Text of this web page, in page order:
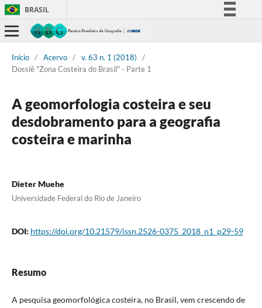
BRASIL
Início / Acervo / v. 63 n. 1 (2018)
/
Dossiê "Zona Costeira do Brasil" - Parte 1
A geomorfologia costeira e seu
desdobramento para a geografia
costeira e marinha
Dieter Muehe
Universidade Federal do Rio de Janeiro
DOI: https://doi.org/10.21579/issn.2526-0375_2018_n1_p29-59
Resumo
A pesquisa geomorfológica costeira, no Brasil, vem crescendo de